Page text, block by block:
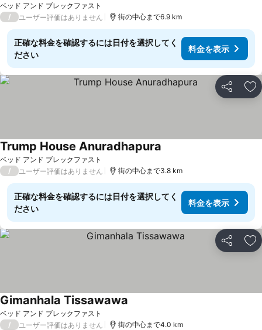
ベッド アンド ブレックファスト
/ ユーザー評価はありません 街の中心まで6.9 km
正確な料金を確認するには日付を選択してく
ださい
料金を表示
シェア お
ベッド アンド ブレックファスト
Trump House Anuradhapura
/ ユーザー評価はありません 街の中心まで3.8 km
正確な料金を確認するには日付を選択してく
ださい
料金を表示
シェア お
ベッド アンド ブレックファスト
Gimanhala Tissawawa
/ ユーザー評価はありません 街の中心まで4.0 km